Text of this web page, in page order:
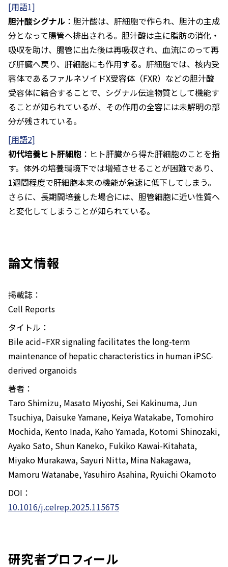
[用語1]
胆汁酸シグナル ：胆汁酸は、肝細胞で作られ、胆汁の主成
分となって腸管へ排出される。胆汁酸は主に脂肪の消化・
吸収を助け、腸管に出た後は再吸収され、血流にのって再
び肝臓へ戻り、肝細胞にも作用する。肝細胞では、核内受
容体であるファルネソイドX受容体（FXR）などの胆汁酸
受容体に結合することで、シグナル伝達物質として機能す
ることが知られているが、その作用の全容には未解明の部
分が残されている。
[用語2]
初代培養ヒト肝細胞 ：ヒト肝臓から得た肝細胞のことを指
す。体外の培養環境下では増殖させることが困難であり、
1週間程度で肝細胞本来の機能が急速に低下してしまう。
さらに、長期間培養した場合には、胆管細胞に近い性質へ
と変化してしまうことが知られている。
論文情報
掲載誌：
Cell Reports
タイトル：
Bile acid–FXR signaling facilitates the long-term
maintenance of hepatic characteristics in human iPSC-
derived organoids
著者：
Taro Shimizu, Masato Miyoshi, Sei Kakinuma, Jun
Tsuchiya, Daisuke Yamane, Keiya Watakabe, Tomohiro
Mochida, Kento Inada, Kaho Yamada, Kotomi Shinozaki,
Ayako Sato, Shun Kaneko, Fukiko Kawai-Kitahata,
Miyako Murakawa, Sayuri Nitta, Mina Nakagawa,
Mamoru Watanabe, Yasuhiro Asahina, Ryuichi Okamoto
DOI：
10.1016/j.celrep.2025.115675
研究者プロフィール